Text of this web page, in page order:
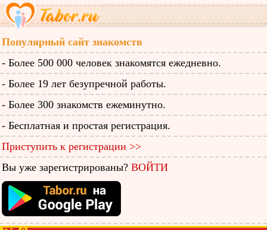
Популярный сайт знакомств
- Более 500 000 человек знакомятся ежедневно.
- Более 19 лет безупречной работы.
- Более 300 знакомств ежеминутно.
- Бесплатная и простая регистрация.
Приступить к регистрации >>
Вы уже зарегистрированы? ВОЙТИ